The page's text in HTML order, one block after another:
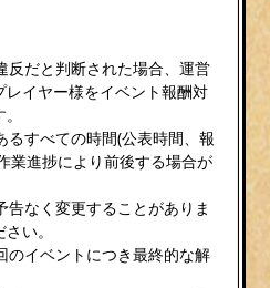
だと判断された場合、運営
イヤー様をイベント報酬対
すべての時間(公表時間、報
業進捗により前後する場合が
なく変更することがありま
い。
イベントにつき最終的な解